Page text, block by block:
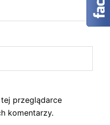
przeglądarce
komentarzy.